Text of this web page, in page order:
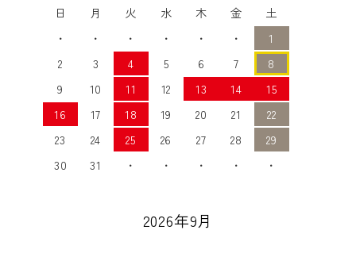
日 月 火 水 木 金
土
・
・ ・ ・ ・ ・
1
2
3 4 5 6 7
8
9
10 11 12 13 14
15
16
17 18 19 20 21
22
23
24 25 26 27 28
29
30
31 ・ ・ ・ ・ ・
2026年9月